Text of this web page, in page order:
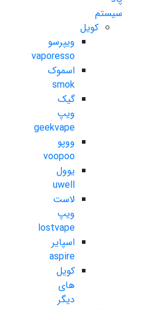
سیستم
کویل
ویپرسو
vaporesso
اسموک
smok
گیک
ویپ
geekvape
ووپو
voopoo
یوول
uwell
لاست
ویپ
lostvape
اسپایر
aspire
کویل
های
دیگر